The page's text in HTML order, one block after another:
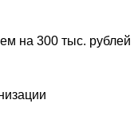
на 300 тыс. рублей